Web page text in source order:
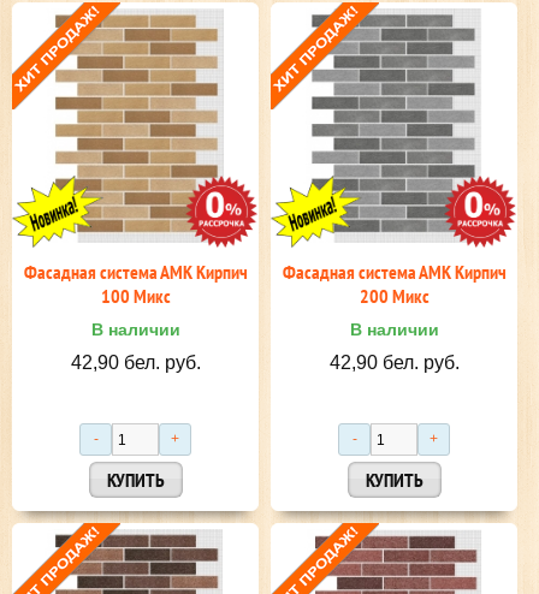
Фасадная система АМК Кирпич
100 Микс
В наличии
42,90 бел. руб.
Фасадная система АМК Кирпич
200 Микс
В наличии
42,90 бел. руб.